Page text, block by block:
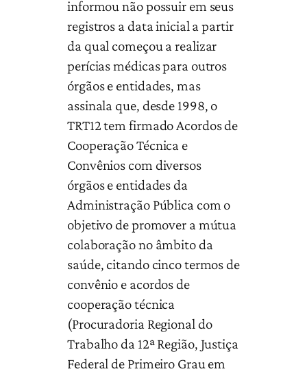
informou não possuir em seus
registros a data inicial a partir
da qual começou a realizar
perícias médicas para outros
órgãos e entidades, mas
assinala que, desde 1998, o
TRT12 tem firmado Acordos de
Cooperação Técnica e
Convênios com diversos
órgãos e entidades da
Administração Pública com o
objetivo de promover a mútua
colaboração no âmbito da
saúde, citando cinco termos de
convênio e acordos de
cooperação técnica
(Procuradoria Regional do
Trabalho da 12ª Região, Justiça
Federal de Primeiro Grau em